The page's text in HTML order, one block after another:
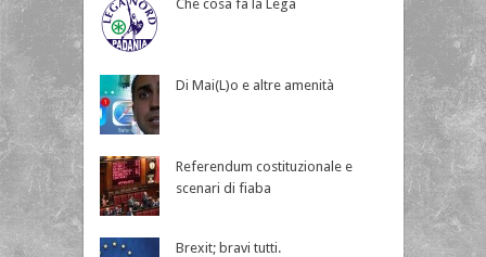
Che cosa fa la Lega
Di Mai(L)o e altre amenità
Referendum costituzionale e
scenari di fiaba
Brexit; bravi tutti.